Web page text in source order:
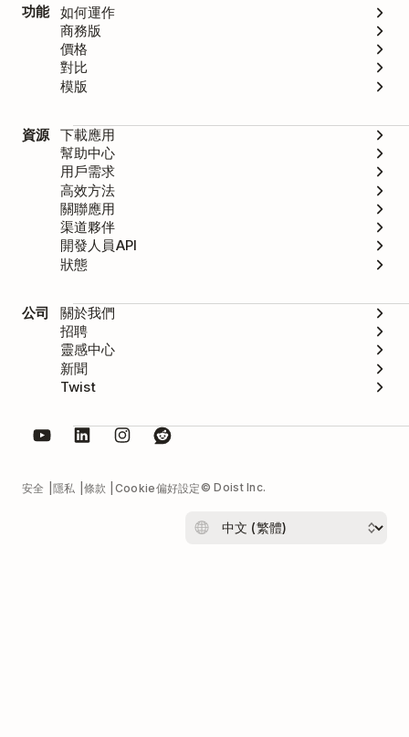
功能
如何運作
商務版
價格
對比
模版
資源
下載應用
幫助中心
用戶需求
高效方法
關聯應用
渠道夥伴
開發人員API
狀態
公司
關於我們
招聘
靈感中心
新聞
Twist
安全 隱私 條款 Cookie偏好設定© Doist Inc.